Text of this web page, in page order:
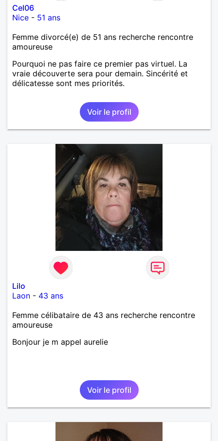
Cel06
Nice - 51 ans
Femme divorcé(e) de 51 ans recherche rencontre
amoureuse
Pourquoi ne pas faire ce premier pas virtuel. La
vraie découverte sera pour demain. Sincérité et
délicatesse sont mes priorités.
Voir le profil
Lilo
Laon - 43 ans
Femme célibataire de 43 ans recherche rencontre
amoureuse
Bonjour je m appel aurelie
Voir le profil